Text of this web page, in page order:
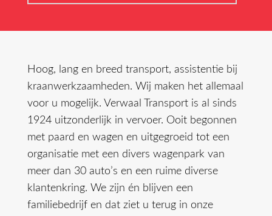
Hoog, lang en breed transport, assistentie bij
kraanwerkzaamheden. Wij maken het allemaal
voor u mogelijk. Verwaal Transport is al sinds
1924 uitzonderlijk in vervoer. Ooit begonnen
met paard en wagen en uitgegroeid tot een
organisatie met een divers wagenpark van
meer dan 30 auto’s en een ruime diverse
klantenkring. We zijn én blijven een
familiebedrijf en dat ziet u terug in onze